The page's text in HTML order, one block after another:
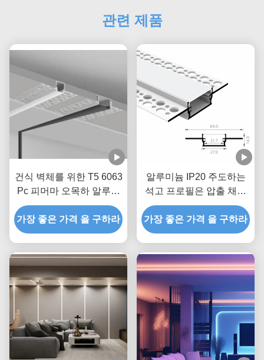
관련 제품
건식 벽체를 위한 T5 6063
Pc 피머마 오목하 알루미
늄 주도하 프로필 5 밀리
미터 Pcb
가장 좋은 가격 을 구하라
알루미늄 IP20 주도하는
석고 프로필은 압출 채널
을 휴회를 명했습니다
가장 좋은 가격 을 구하라